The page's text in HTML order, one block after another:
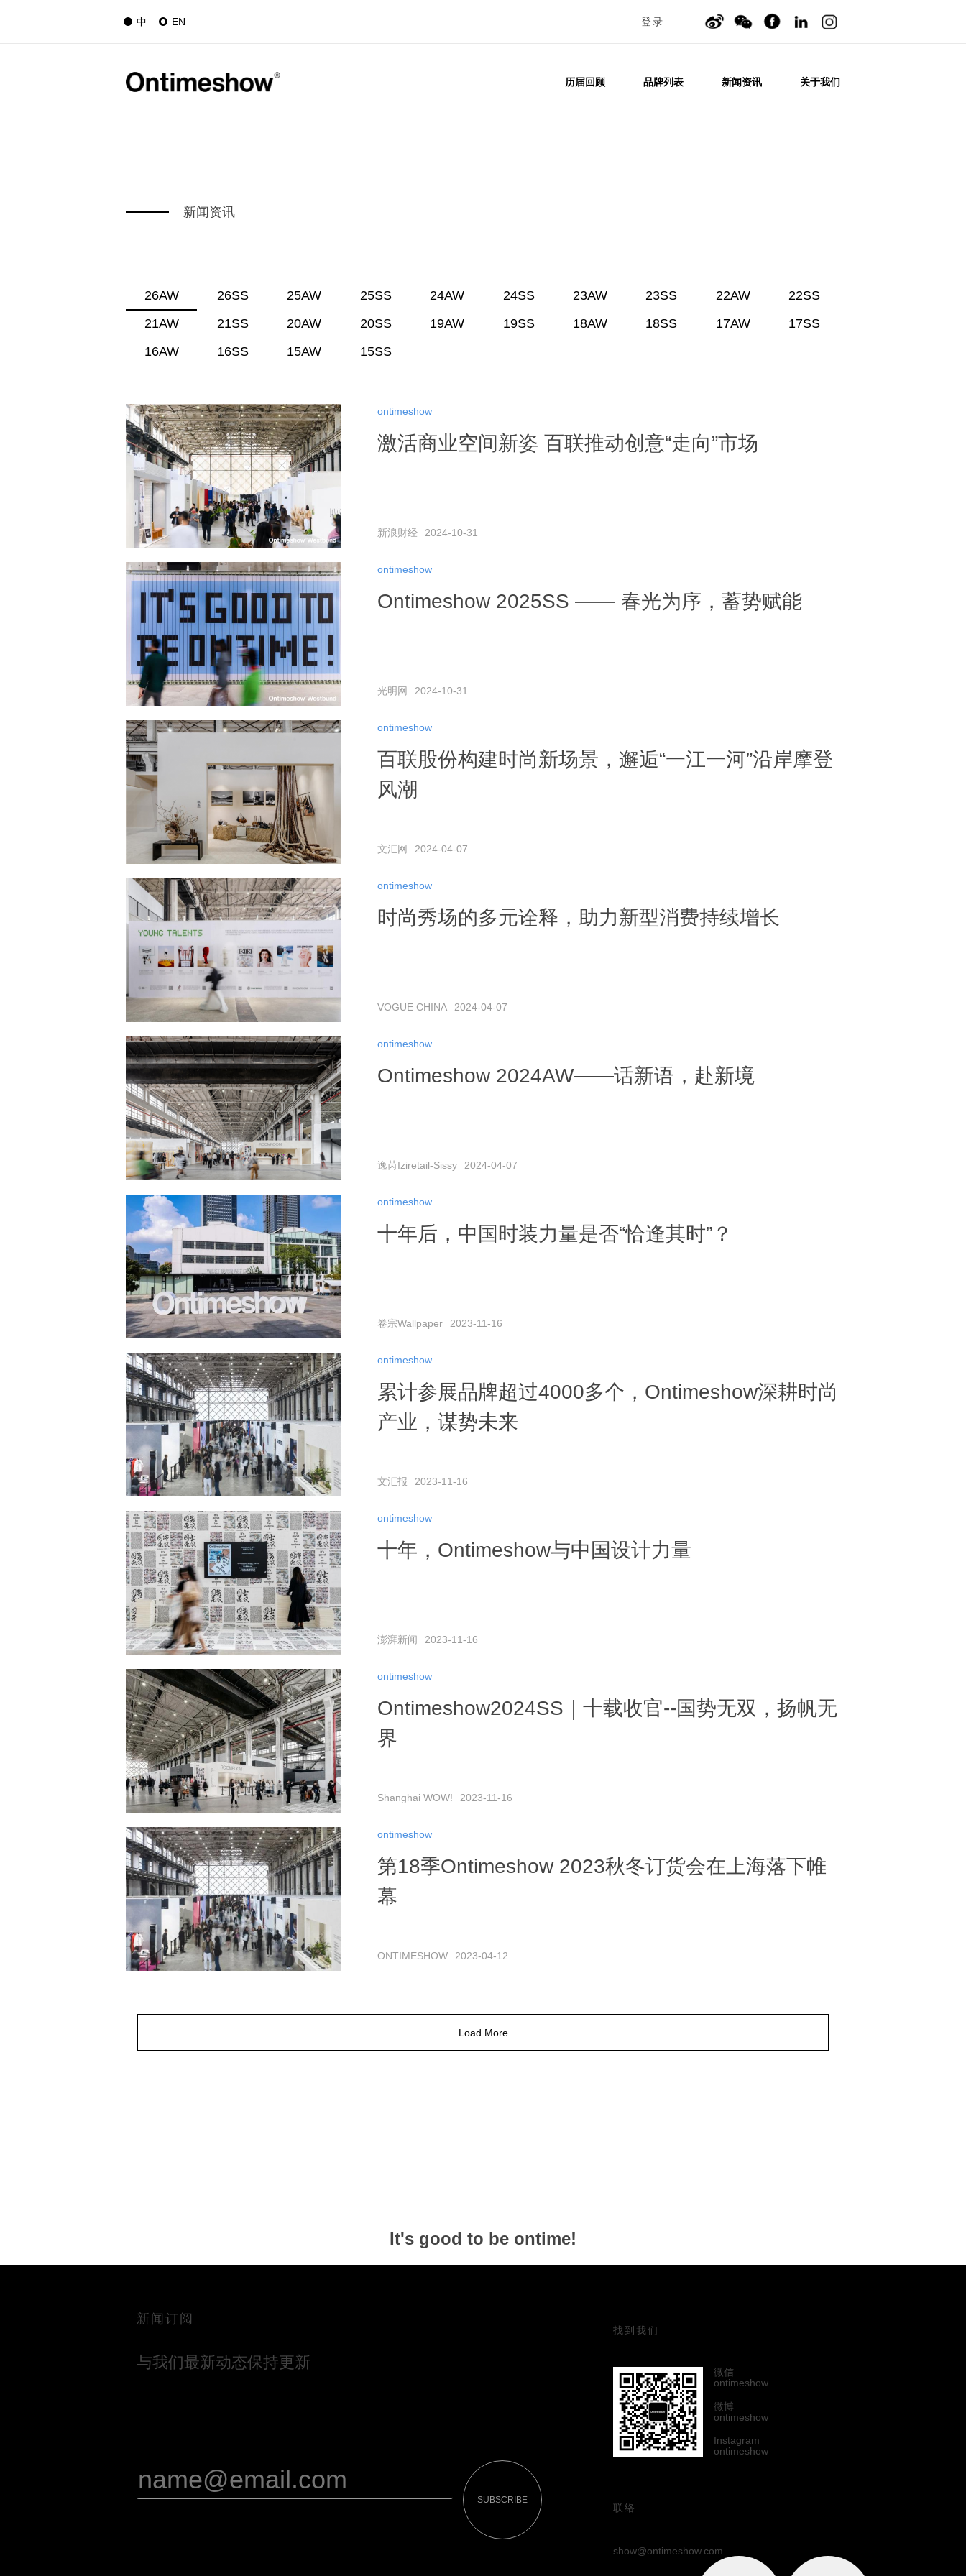
中 EN 登录
历届回顾 品牌列表 新闻资讯 关于我们
新闻资讯
26AW 26SS 25AW 25SS 24AW 24SS 23AW 23SS 22AW
22SS
21AW
21SS 20AW 20SS 19AW 19SS 18AW 18SS 17AW
17SS
16AW
16SS 15AW 15SS
ontimeshow
激活商业空间新姿 百联推动创意“走向”市场
新浪财经 2024-10-31
ontimeshow
Ontimeshow 2025SS ―― 春光为序，蓄势赋能
光明网 2024-10-31
ontimeshow
百联股份构建时尚新场景，邂逅“一江一河”沿岸摩登
风潮
文汇网 2024-04-07
ontimeshow
时尚秀场的多元诠释，助力新型消费持续增长
VOGUE CHINA 2024-04-07
ontimeshow
Ontimeshow 2024AW——话新语，赴新境
逸芮Iziretail-Sissy 2024-04-07
ontimeshow
十年后，中国时装力量是否“恰逢其时”？
卷宗Wallpaper 2023-11-16
ontimeshow
累计参展品牌超过4000多个，Ontimeshow深耕时尚
产业，谋势未来
文汇报 2023-11-16
ontimeshow
十年，Ontimeshow与中国设计力量
澎湃新闻 2023-11-16
ontimeshow
Ontimeshow2024SS｜十载收官--国势无双，扬帆无
界
Shanghai WOW! 2023-11-16
ontimeshow
第18季Ontimeshow 2023秋冬订货会在上海落下帷
幕
ONTIMESHOW 2023-04-12
Load More
It's good to be ontime!
新闻订阅
与我们最新动态保持更新
SUBSCRIBE
找到我们
微信
ontimeshow
微博
ontimeshow
Instagram
ontimeshow
联络
show@ontimeshow.com